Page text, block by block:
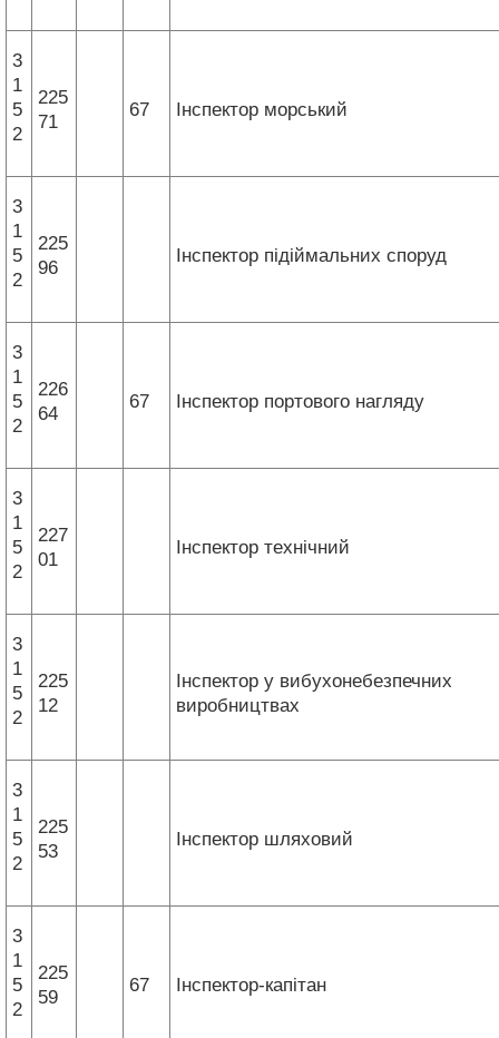
3
1
5
2
225
71
67 Інспектор морський
3
1
5
2
225
96
Інспектор підіймальних споруд
3
1
5
2
226
64
67 Інспектор портового нагляду
3
1
5
2
227
01
Інспектор технічний
3
1
5
2
225
12
Інспектор у вибухонебезпечних
виробництвах
3
1
5
2
225
53
Інспектор шляховий
3
1
5
2
225
59
67 Інспектор-капітан